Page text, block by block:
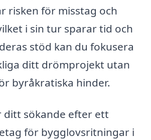
risken för misstag och
i sin tur sparar tid och
stöd kan du fokusera
ditt drömprojekt utan
byråkratiska hinder.
ditt sökande efter ett
för bygglovsritningar i